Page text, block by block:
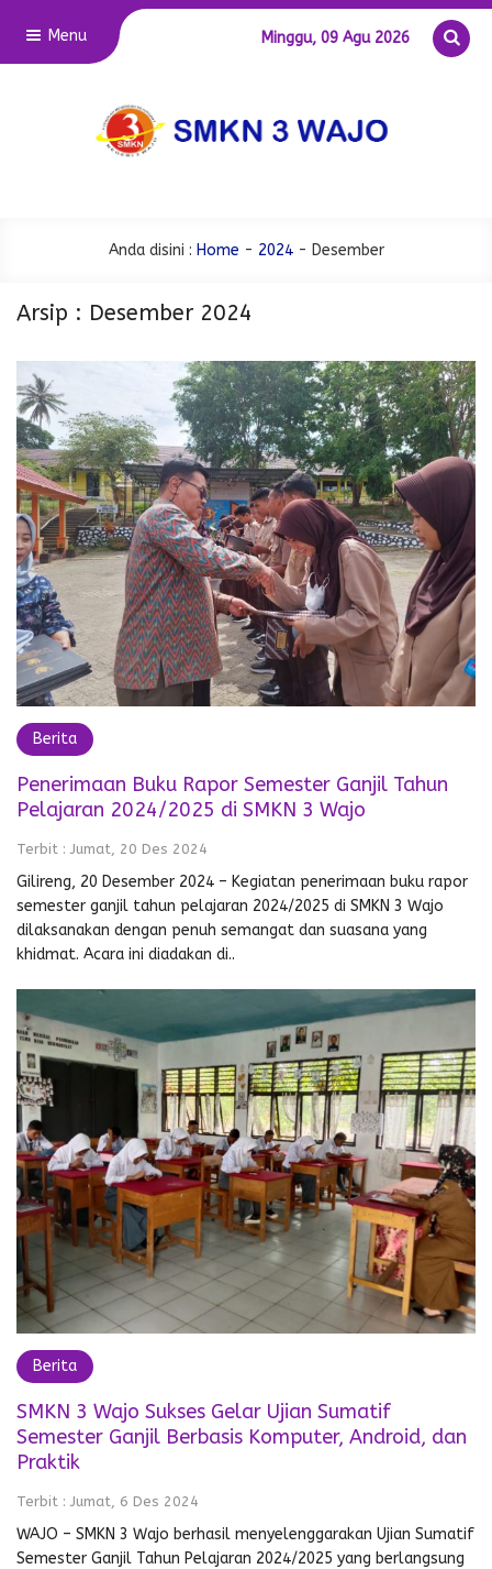
Menu Minggu, 09 Agu 2026
Anda disini : Home - 2024- Desember
Arsip : Desember 2024
Berita
Penerimaan Buku Rapor Semester Ganjil Tahun
Pelajaran 2024/2025 di SMKN 3 Wajo
Terbit : Jumat, 20 Des 2024
Gilireng, 20 Desember 2024 – Kegiatan penerimaan buku rapor
semester ganjil tahun pelajaran 2024/2025 di SMKN 3 Wajo
dilaksanakan dengan penuh semangat dan suasana yang
khidmat. Acara ini diadakan di..
Berita
SMKN 3 Wajo Sukses Gelar Ujian Sumatif
Semester Ganjil Berbasis Komputer, Android, dan
Praktik
Terbit : Jumat, 6 Des 2024
WAJO – SMKN 3 Wajo berhasil menyelenggarakan Ujian Sumatif
Semester Ganjil Tahun Pelajaran 2024/2025 yang berlangsung